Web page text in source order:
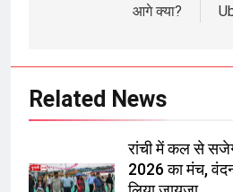
आगे क्या?
Related News
रांची में कल से
2026 का मंच,